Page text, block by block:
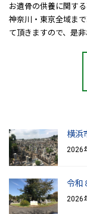
お遺骨の供養に関す
神奈川・東京全域ま
て頂きますので、是
横浜
2026
令和
2026